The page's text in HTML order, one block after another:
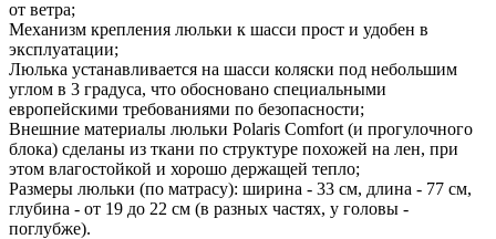
от ветра;
Механизм крепления люльки к шасси прост и удобен в
эксплуатации;
Люлька устанавливается на шасси коляски под небольшим
углом в 3 градуса, что обосновано специальными
европейскими требованиями по безопасности;
Внешние материалы люльки Polaris Comfort (и прогулочного
блока) сделаны из ткани по структуре похожей на лен, при
этом влагостойкой и хорошо держащей тепло;
Размеры люльки (по матрасу): ширина - 33 см, длина - 77 см,
глубина - от 19 до 22 см (в разных частях, у головы -
поглубже).